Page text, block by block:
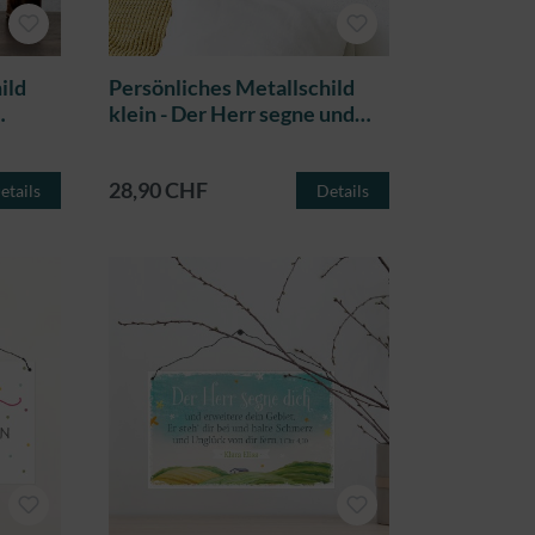
Persönliches Metallschild
klein - Der Herr segne und
28,90 CHF
Details